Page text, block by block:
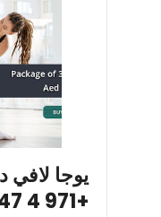
يوجا
+971 4 447 7087